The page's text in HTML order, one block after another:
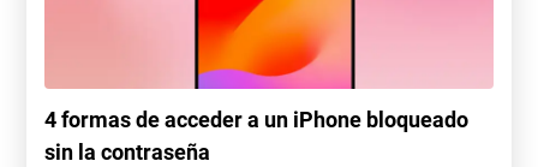
4 formas de acceder a un iPhone bloqueado
sin la contraseña